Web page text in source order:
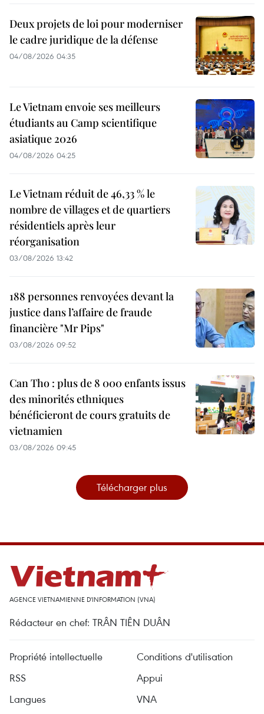
Deux projets de loi pour moderniser
le cadre juridique de la défense
04/08/2026 04:35
Le Vietnam envoie ses meilleurs
étudiants au Camp scientifique
asiatique 2026
04/08/2026 04:25
Le Vietnam réduit de 46,33 % le
nombre de villages et de quartiers
résidentiels après leur
réorganisation
03/08/2026 13:42
188 personnes renvoyées devant la
justice dans l’affaire de fraude
financière "Mr Pips"
03/08/2026 09:52
Can Tho : plus de 8 000 enfants issus
des minorités ethniques
bénéficieront de cours gratuits de
vietnamien
03/08/2026 09:45
Télécharger plus
AGENCE VIETNAMIENNE D'INFORMATION (VNA)
Rédacteur en chef: TRÂN TIÊN DUÂN
Propriété intellectuelle
Conditions d'utilisation
RSS
Appui
Langues
VNA